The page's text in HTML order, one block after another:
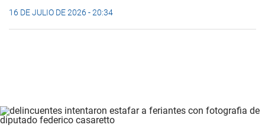
16 DE JULIO DE 2026 - 20:34